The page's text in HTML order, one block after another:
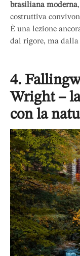
brasiliana moderna
costruttiva
È una lezione
dal rigore, ma dalla
4.
Wright –
con la